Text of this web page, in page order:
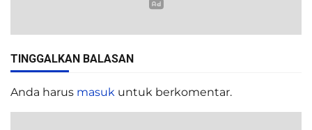
TINGGALKAN BALASAN
Anda harus masuk untuk berkomentar.